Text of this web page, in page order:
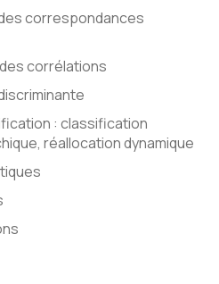
correspondances
corrélations
: classification
réallocation dynamique